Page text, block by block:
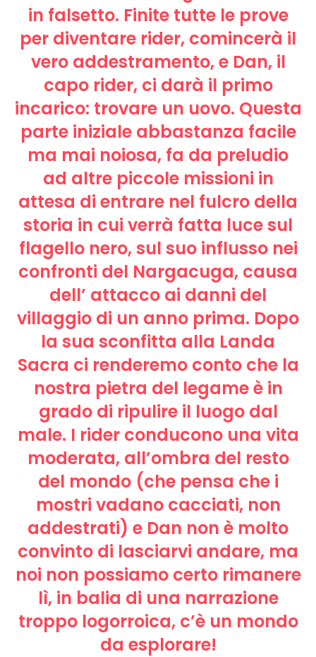
in falsetto. Finite tutte le prove
per diventare rider, comincerà il
vero addestramento, e Dan, il
capo rider, ci darà il primo
incarico: trovare un uovo. Questa
parte iniziale abbastanza facile
ma mai noiosa, fa da preludio
ad altre piccole missioni in
attesa di entrare nel fulcro della
storia in cui verrà fatta luce sul
flagello nero, sul suo influsso nei
confronti del Nargacuga, causa
dell’ attacco ai danni del
villaggio di un anno prima. Dopo
la sua sconfitta alla Landa
Sacra ci renderemo conto che la
nostra pietra del legame è in
grado di ripulire il luogo dal
male. I rider conducono una vita
moderata, all’ombra del resto
del mondo (che pensa che i
mostri vadano cacciati, non
addestrati) e Dan non è molto
convinto di lasciarvi andare, ma
noi non possiamo certo rimanere
lì, in balia di una narrazione
troppo logorroica, c’è un mondo
da esplorare!